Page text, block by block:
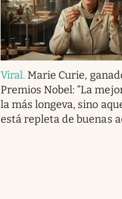
Viral. Marie Curie,
Premios Nobel: “La
la más longeva, sino
está repleta de buenas